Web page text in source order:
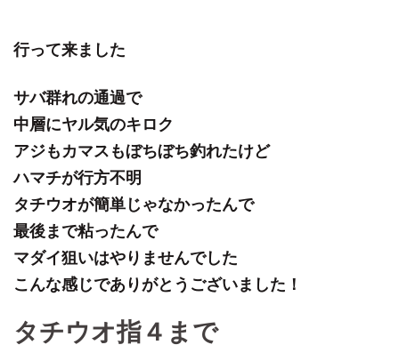
行って来ました
サバ群れの通過で
中層にヤル気のキロク
アジもカマスもぼちぼち釣れたけど
ハマチが行方不明
タチウオが簡単じゃなかったんで
最後まで粘ったんで
マダイ狙いはやりませんでした
こんな感じでありがとうございました！
タチウオ指４まで